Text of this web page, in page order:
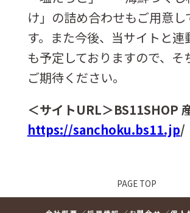
け」の詰め合わせもご用意し
す。また今後、当サイトと連
も予定しておりますので、そ
ご期待ください。
＜サイトURL＞BS11SHOP
https://sanchoku.bs11.jp/
PAGE TOP